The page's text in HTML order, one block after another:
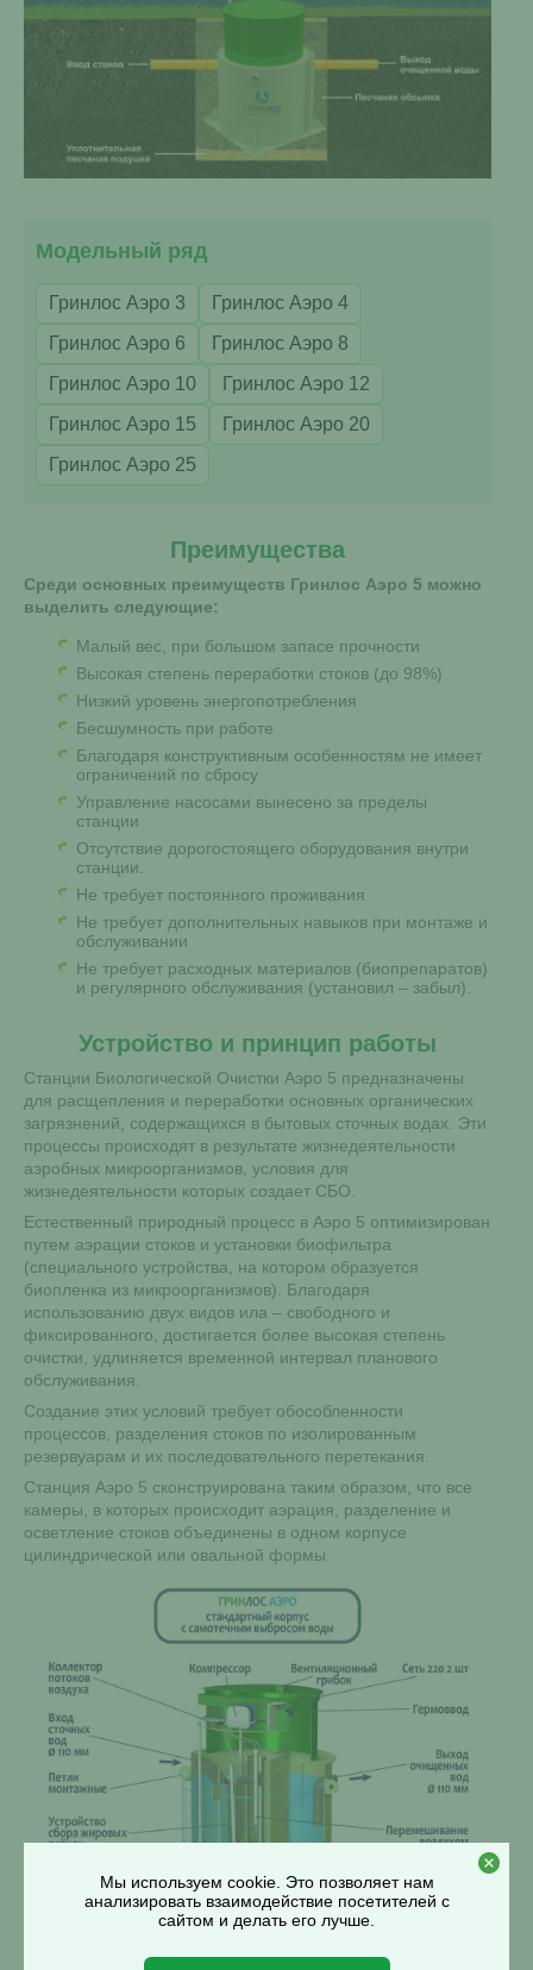
Модельный ряд
Гринлос Аэро 3
Гринлос Аэро 4
Гринлос Аэро 6
Гринлос Аэро 8
Гринлос Аэро 10
Гринлос Аэро 12
Гринлос Аэро 15
Гринлос Аэро 20
Гринлос Аэро 25
Преимущества
Среди основных преимуществ Гринлос Аэро 5 можно
выделить следующие:
Малый вес, при большом запасе прочности
Высокая степень переработки стоков (до 98%)
Низкий уровень энергопотребления
Бесшумность при работе
Благодаря конструктивным особенностям не имеет
ограничений по сбросу
Управление насосами вынесено за пределы
станции
Отсутствие дорогостоящего оборудования внутри
станции.
Не требует постоянного проживания
Не требует дополнительных навыков при монтаже и
обслуживании
Не требует расходных материалов (биопрепаратов)
и регулярного обслуживания (установил – забыл).
Устройство и принцип работы
Станции Биологической Очистки Аэро 5 предназначены
для расщепления и переработки основных органических
загрязнений, содержащихся в бытовых сточных водах. Эти
процессы происходят в результате жизнедеятельности
аэробных микроорганизмов, условия для
жизнедеятельности которых создает СБО.
Естественный природный процесс в Аэро 5 оптимизирован
путем аэрации стоков и установки биофильтра
(специального устройства, на котором образуется
биопленка из микроорганизмов). Благодаря
использованию двух видов ила – свободного и
фиксированного, достигается более высокая степень
очистки, удлиняется временной интервал планового
обслуживания.
Создание этих условий требует обособленности
процессов, разделения стоков по изолированным
резервуарам и их последовательного перетекания.
Станция Аэро 5 сконструирована таким образом, что все
камеры, в которых происходит аэрация, разделение и
осветление стоков объединены в одном корпусе
цилиндрической или овальной формы.
Мы используем cookie. Это позволяет нам
анализировать взаимодействие посетителей с
сайтом и делать его лучше.